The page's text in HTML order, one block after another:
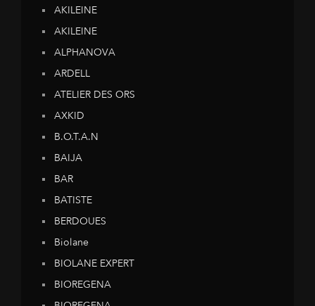
AKILEINE
AKILEINE
ALPHANOVA
ARDELL
ATELIER DES ORS
AXKID
B.O.T.A.N
BAIJA
BAR
BATISTE
BERDOUES
Biolane
BIOLANE EXPERT
BIOREGENA